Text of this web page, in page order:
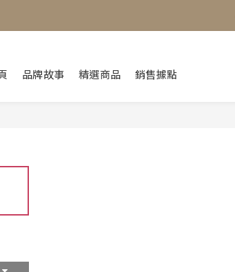
品牌故事 精選商品 銷售據點